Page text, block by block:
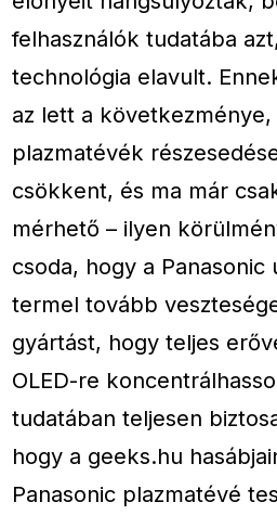
felhasználók tudatába
technológia elavult.
az lett a következménye,
plazmatévék
csökkent, és ma már
mérhető – ilyen
csoda, hogy a
termel tovább
gyártást, hogy teljes
OLED-re
tudatában teljesen
hogy a geeks.hu
Panasonic plazmatévé